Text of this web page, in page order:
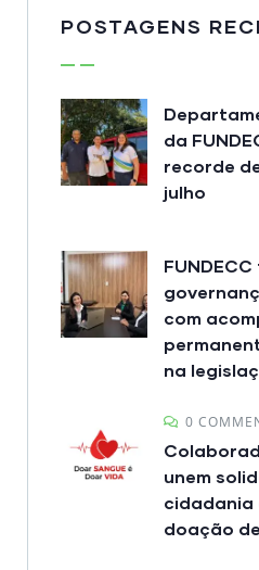
POSTAGENS
da
recorde
julho
com
na
0
unem
cidadania
doação